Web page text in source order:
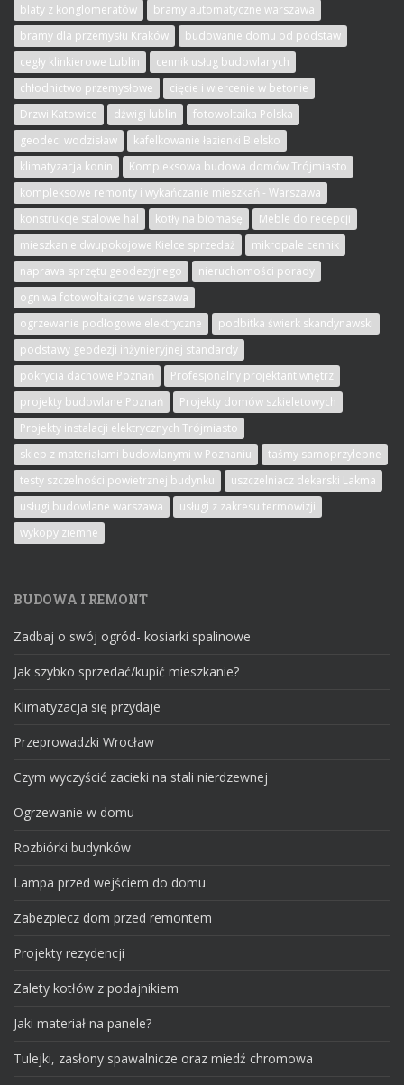
blaty z konglomeratów
bramy automatyczne warszawa
bramy dla przemysłu Kraków
budowanie domu od podstaw
cegły klinkierowe Lublin
cennik usług budowlanych
chłodnictwo przemysłowe
cięcie i wiercenie w betonie
Drzwi Katowice
dźwigi lublin
fotowoltaika Polska
geodeci wodzisław
kafelkowanie łazienki Bielsko
klimatyzacja konin
Kompleksowa budowa domów Trójmiasto
kompleksowe remonty i wykańczanie mieszkań - Warszawa
konstrukcje stalowe hal
kotły na biomasę
Meble do recepcji
mieszkanie dwupokojowe Kielce sprzedaż
mikropale cennik
naprawa sprzętu geodezyjnego
nieruchomości porady
ogniwa fotowoltaiczne warszawa
ogrzewanie podłogowe elektryczne
podbitka świerk skandynawski
podstawy geodezji inżynieryjnej standardy
pokrycia dachowe Poznań
Profesjonalny projektant wnętrz
projekty budowlane Poznań
Projekty domów szkieletowych
Projekty instalacji elektrycznych Trójmiasto
sklep z materiałami budowlanymi w Poznaniu
taśmy samoprzylepne
testy szczelności powietrznej budynku
uszczelniacz dekarski Lakma
usługi budowlane warszawa
usługi z zakresu termowizji
wykopy ziemne
BUDOWA I REMONT
Zadbaj o swój ogród- kosiarki spalinowe
Jak szybko sprzedać/kupić mieszkanie?
Klimatyzacja się przydaje
Przeprowadzki Wrocław
Czym wyczyścić zacieki na stali nierdzewnej
Ogrzewanie w domu
Rozbiórki budynków
Lampa przed wejściem do domu
Zabezpiecz dom przed remontem
Projekty rezydencji
Zalety kotłów z podajnikiem
Jaki materiał na panele?
Tulejki, zasłony spawalnicze oraz miedź chromowa